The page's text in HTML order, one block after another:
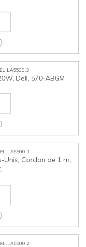
Dell, 570-ABGM
Cordon de 1 m,
C, Dell, 492-BBUN